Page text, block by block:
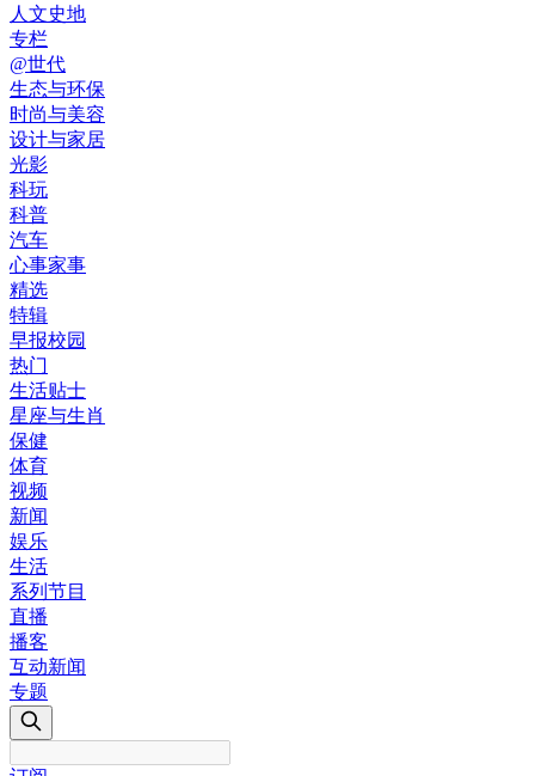
人文史地
专栏
@世代
生态与环保
时尚与美容
设计与家居
光影
科玩
科普
汽车
心事家事
精选
特辑
早报校园
热门
生活贴士
星座与生肖
保健
体育
视频
新闻
娱乐
生活
系列节目
直播
播客
互动新闻
专题